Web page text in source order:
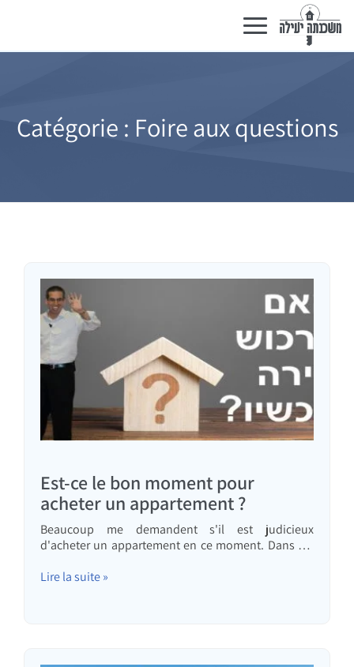
Basculer
la
navigation
Catégorie : Foire aux questions
Est-ce le bon moment pour
acheter un appartement ?
Beaucoup me demandent s'il est judicieux
d'acheter un appartement en ce moment. Dans cet
propos des prévisions, des prévisionnistes, des
Lire la suite »